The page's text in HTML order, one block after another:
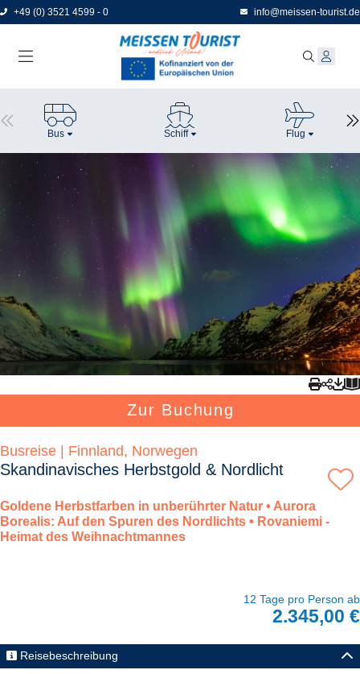
Direkt
zum
+49 (0) 3521 4599 - 0 info@meissen-tourist.de
Bus Schiff Flug
Zur Buchung
Busreise | Finnland, Norwegen
Skandinavisches Herbstgold & Nordlicht
Goldene Herbstfarben in unberührter Natur • Aurora
Borealis: Auf den Spuren des Nordlichts • Rovaniemi -
Heimat des Weihnachtmannes
12 Tage pro Person ab
2.345,00 €
Reisebeschreibung